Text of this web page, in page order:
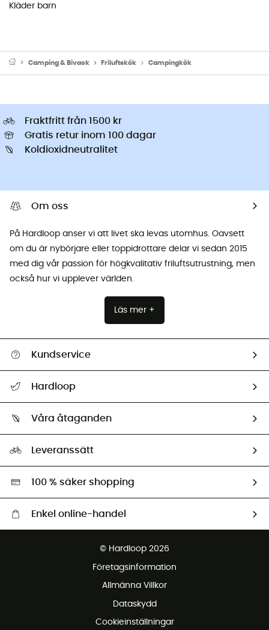
Kläder barn
Camping & Bivack Friluftskök Campingkök
Fraktfritt från 1500 kr
Gratis retur inom 100 dagar
Koldioxidneutralitet
Om oss
På Hardloop anser vi att livet ska levas utomhus. Oavsett
om du är nybörjare eller toppidrottare delar vi sedan 2015
med dig vår passion för högkvalitativ friluftsutrustning, men
också hur vi upplever världen.
Läs mer +
Kundservice
Retur & återbetalning
Hardloop
Ambassadörer
Våra åtaganden
Miljöanpassat urval
Leveranssätt
100 % säker shopping
Enkel online-handel
© Hardloop 2026
Företagsinformation
Allmänna Villkor
Dataskydd
Cookieinställningar